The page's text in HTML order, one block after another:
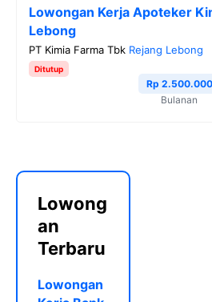
Lowongan Kerja Apoteker
Lebong
PT Kimia Farma Tbk Rejang Lebong
Ditutup
Rp 2.500.000
Bulanan
Lowong
an
Terbaru
Lowongan